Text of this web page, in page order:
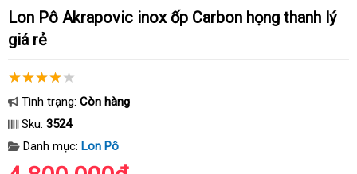
Lon Pô Akrapovic inox ốp Carbon họng thanh lý
giá rẻ
Tình trạng: Còn hàng
Sku: 3524
Danh mục: Lon Pô